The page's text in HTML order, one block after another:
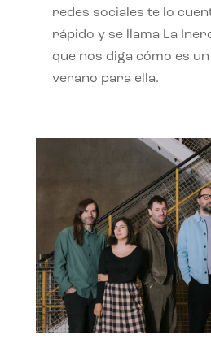
redes sociales te lo
rápido y se llama La
que nos diga cómo es
verano para ella.